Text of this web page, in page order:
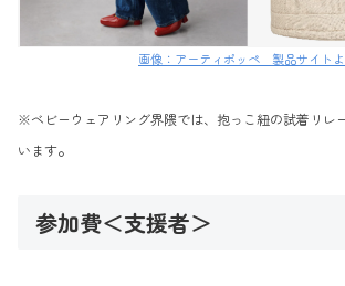
画像：アーティポッペ 製品サイトよ
※ベビーウェアリング界隈では、抱っこ紐の試着リレ
います。
参加費＜支援者＞